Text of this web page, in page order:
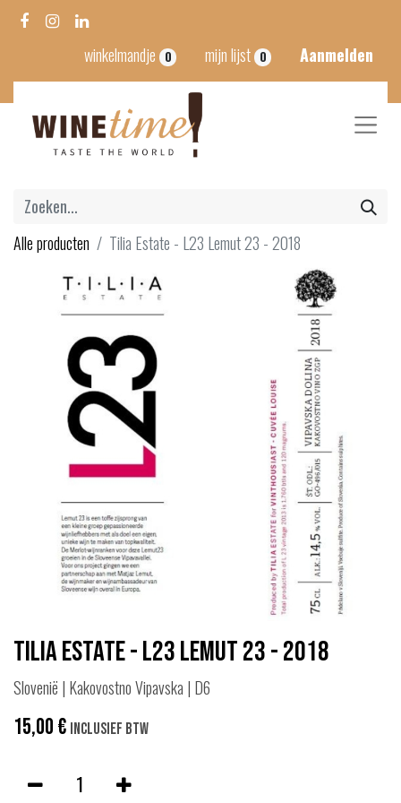
winkelmandje 0 mijn lijst 0 Aanmelden
Alle producten Tilia Estate - L23 Lemut 23 - 2018
Tilia Estate - L23 Lemut 23 - 2018
Slovenië | Kakovostno Vipavska | D6
15,00€ Inclusief btw